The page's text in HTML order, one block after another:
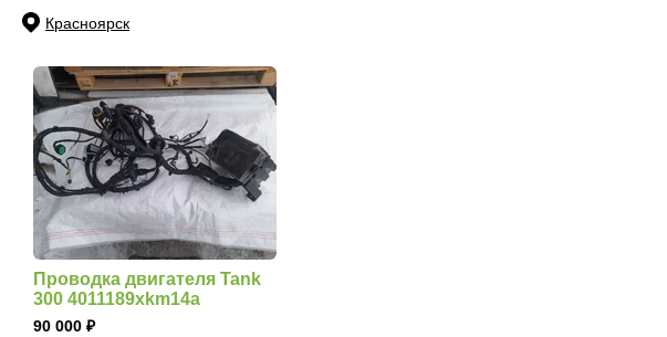
Красноярск
Проводка двигателя Tank
300 4011189xkm14a
90 000